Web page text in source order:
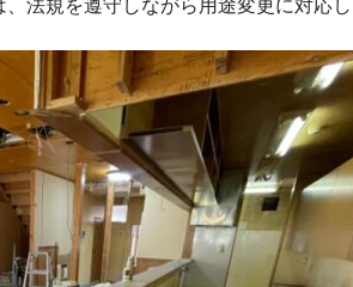
法規を遵守しながら用途変更に対応